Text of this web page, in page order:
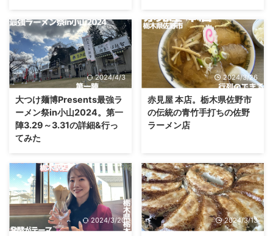
2024/4/3
大つけ麺博Presents最強ラ
ーメン祭in小山2024。第一
陣3.29～3.31の詳細&行っ
てみた
2024/3/26
赤見屋 本店。栃木県佐野市
の伝統の青竹手打ちの佐野
ラーメン店
2024/3/20 2024/3/13